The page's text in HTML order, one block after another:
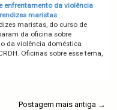
enfrentamento da violência
maristas
maristas, do curso de
da oficina sobre
da violência doméstica
Oficinas sobre esse tema,
Postagem mais antiga →